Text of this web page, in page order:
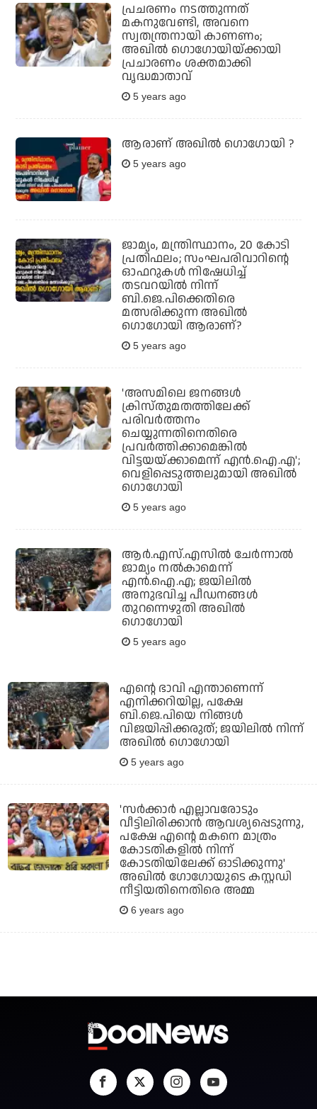
പ്രചരണം നടത്തുന്നത്
മകനുവേണ്ടി, അവനെ
സ്വതന്ത്രനായി കാണണം;
അഖില്‍ ഗൊഗോയിയ്ക്കായി
പ്രചാരണം ശക്തമാക്കി
വൃദ്ധമാതാവ്
5 years ago
ആരാണ് അഖില്‍ ഗൊഗോയി ?
5 years ago
ജാമ്യം, മന്ത്രിസ്ഥാനം, 20 കോടി
പ്രതിഫലം; സംഘപരിവാറിന്റെ
ഓഫറുകള്‍ നിഷേധിച്ച്
തടവറയില്‍ നിന്ന്
ബി.ജെ.പിക്കെതിരെ
മത്സരിക്കുന്ന അഖില്‍
ഗൊഗോയി ആരാണ്?
5 years ago
'അസമിലെ ജനങ്ങള്‍
ക്രിസ്തുമതത്തിലേക്ക്
പരിവര്‍ത്തനം
ചെയ്യുന്നതിനെതിരെ
പ്രവര്‍ത്തിക്കാമെങ്കില്‍
വിട്ടയയ്ക്കാമെന്ന് എന്‍.ഐ.എ';
വെളിപ്പെടുത്തലുമായി അഖില്‍
ഗൊഗോയി
5 years ago
ആര്‍.എസ്.എസില്‍ ചേര്‍ന്നാല്‍
ജാമ്യം നല്‍കാമെന്ന്
എന്‍.ഐ.എ; ജയിലില്‍
അനുഭവിച്ച പീഡനങ്ങള്‍
തുറന്നെഴുതി അഖില്‍
ഗൊഗോയി
5 years ago
എന്റെ ഭാവി എന്താണെന്ന്
എനിക്കറിയില്ല, പക്ഷേ
ബി.ജെ.പിയെ നിങ്ങള്‍
വിജയിപ്പിക്കരുത്; ജയിലില്‍ നിന്ന്
അഖില്‍ ഗൊഗോയി
5 years ago
'സര്‍ക്കാര്‍ എല്ലാവരോടും
വീട്ടിലിരിക്കാന്‍ ആവശ്യപ്പെടുന്നു,
പക്ഷേ എന്റെ മകനെ മാത്രം
കോടതികളില്‍ നിന്ന്
കോടതിയിലേക്ക് ഓടിക്കുന്നു'
അഖില്‍ ഗോഗോയുടെ കസ്റ്റഡി
നീട്ടിയതിനെതിരെ അമ്മ
6 years ago